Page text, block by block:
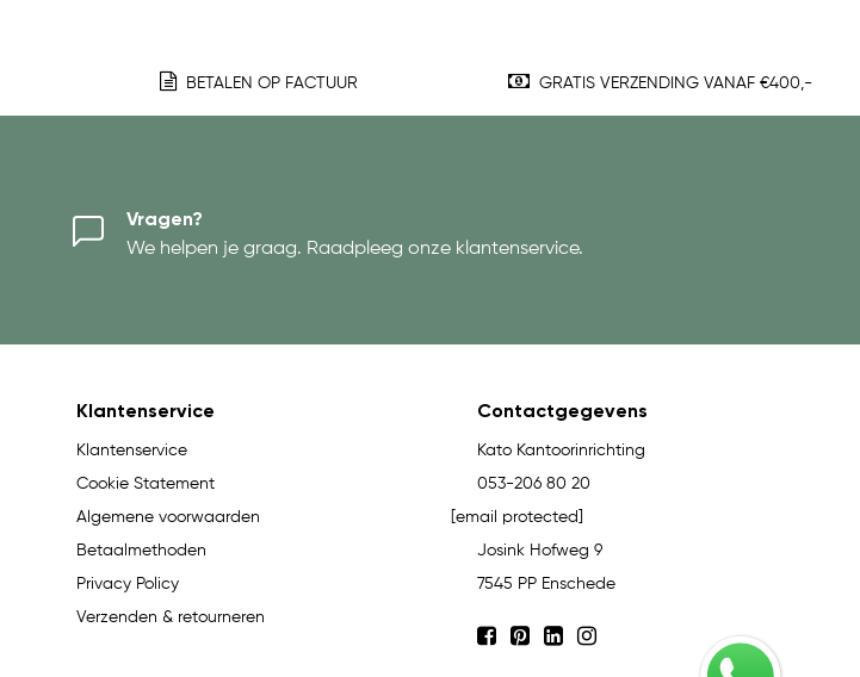
BETALEN OP FACTUUR GRATIS VERZENDING VANAF €400,-
Vragen?
We helpen je graag. Raadpleeg onze klantenservice.
Klantenservice
Klantenservice
Cookie Statement
Algemene voorwaarden
Betaalmethoden
Privacy Policy
Verzenden & retourneren
Contactgegevens
Kato Kantoorinrichting
053-206 80 20
[email protected]
Josink Hofweg 9
7545 PP Enschede